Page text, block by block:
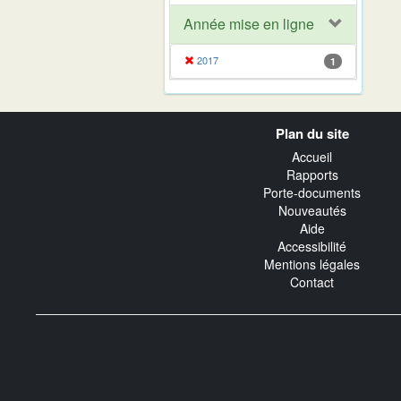
Année mise en ligne
2017 1
Plan du site
Accueil
Rapports
Porte-documents
Nouveautés
Aide
Accessibilité
Mentions légales
Contact